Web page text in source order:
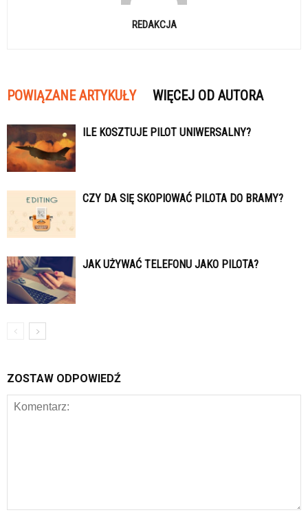
REDAKCJA
POWIĄZANE ARTYKUŁY WIĘCEJ OD AUTORA
ILE KOSZTUJE PILOT UNIWERSALNY?
CZY DA SIĘ SKOPIOWAĆ PILOTA DO BRAMY?
JAK UŻYWAĆ TELEFONU JAKO PILOTA?
ZOSTAW ODPOWIEDŹ